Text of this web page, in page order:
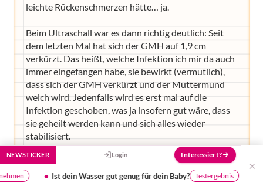
leichte Rückenschmerzen hätte… ja.
Beim Ultraschall war es dann richtig deutlich: Seit
dem letzten Mal hat sich der GMH auf 1,9 cm
verkürzt. Das heißt, welche Infektion ich mir da auch
immer eingefangen habe, sie bewirkt (vermutlich),
dass sich der GMH verkürzt und der Muttermund
weich wird. Jedenfalls wird es erst mal auf die
Infektion geschoben, was ja insofern gut wäre, dass
sie geheilt werden kann und sich alles wieder
stabilisiert.
Ich müsse sofort ins Krankenhaus, weil die Gefahr
einer Frühgeburt bestünde. Und zwar noch heute,
NEWSTICKER
dein Baby? Testergebnis Umfrage: Kinderkurse - Was ist wichtig?
Login Interessiert?
×